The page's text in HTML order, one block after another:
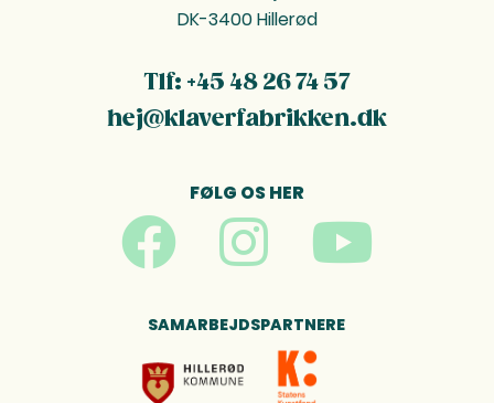
DK-3400 Hillerød
Tlf: +45 48 26 74 57
hej@klaverfabrikken.dk
FØLG OS HER
SAMARBEJDSPARTNERE